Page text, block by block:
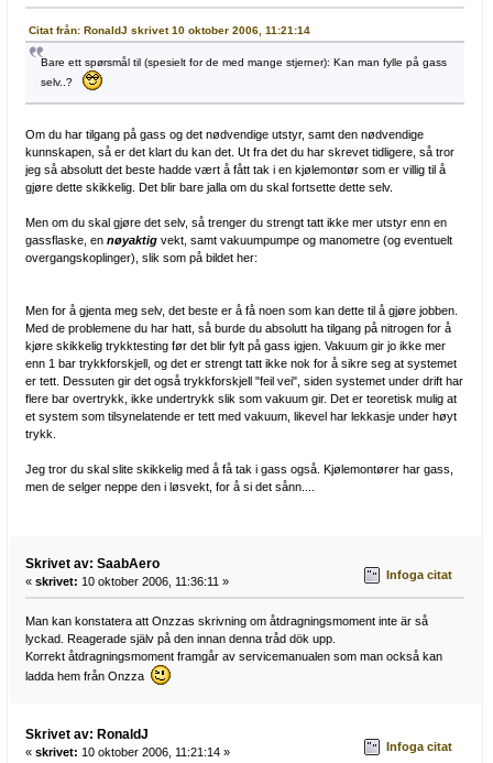
Citat från: RonaldJ skrivet 10 oktober 2006, 11:21:14
Bare ett spørsmål til (spesielt for de med mange stjerner): Kan man fylle på gass
selv..?
Om du har tilgang på gass og det nødvendige utstyr, samt den nødvendige
kunnskapen, så er det klart du kan det. Ut fra det du har skrevet tidligere, så tror
jeg så absolutt det beste hadde vært å fått tak i en kjølemontør som er villig til å
gjøre dette skikkelig. Det blir bare jalla om du skal fortsette dette selv.
Men om du skal gjøre det selv, så trenger du strengt tatt ikke mer utstyr enn en
gassflaske, en nøyaktigvekt, samt vakuumpumpe og manometre (og eventuelt
overgangskoplinger), slik som på bildet her:
Men for å gjenta meg selv, det beste er å få noen som kan dette til å gjøre jobben.
Med de problemene du har hatt, så burde du absolutt ha tilgang på nitrogen for å
kjøre skikkelig trykktesting før det blir fylt på gass igjen. Vakuum gir jo ikke mer
enn 1 bar trykkforskjell, og det er strengt tatt ikke nok for å sikre seg at systemet
er tett. Dessuten gir det også trykkforskjell "feil vei", siden systemet under drift har
flere bar overtrykk, ikke undertrykk slik som vakuum gir. Det er teoretisk mulig at
et system som tilsynelatende er tett med vakuum, likevel har lekkasje under høyt
trykk.
Jeg tror du skal slite skikkelig med å få tak i gass også. Kjølemontører har gass,
men de selger neppe den i løsvekt, for å si det sånn....
Skrivet av: SaabAero
« skrivet: 10 oktober 2006, 11:36:11 » Infoga citat
Man kan konstatera att Onzzas skrivning om åtdragningsmoment inte är så
lyckad. Reagerade själv på den innan denna tråd dök upp.
Korrekt åtdragningsmoment framgår av servicemanualen som man också kan
ladda hem från Onzza
Skrivet av: RonaldJ
« skrivet: 10 oktober 2006, 11:21:14 » Infoga citat